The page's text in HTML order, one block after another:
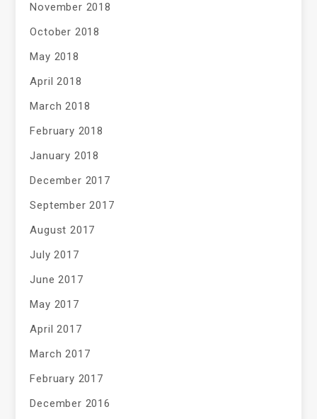
November 2018
October 2018
May 2018
April 2018
March 2018
February 2018
January 2018
December 2017
September 2017
August 2017
July 2017
June 2017
May 2017
April 2017
March 2017
February 2017
December 2016